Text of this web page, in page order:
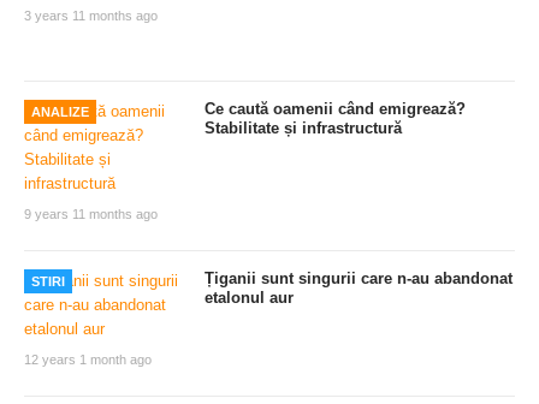
3 years 11 months ago
ANALIZE
9 years 11 months ago
Ce caută oamenii când emigrează?
Stabilitate și infrastructură
STIRI
12 years 1 month ago
Țiganii sunt singurii care n-au abandonat
etalonul aur